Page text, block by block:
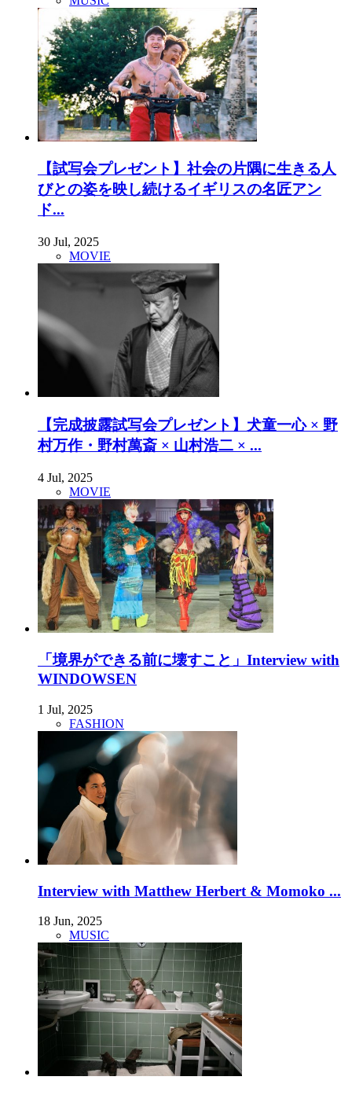
【試写会プレゼント】社会の片隅に生きる人
びとの姿を映し続けるイギリスの名匠アン
ド...
30 Jul, 2025
MOVIE
【完成披露試写会プレゼント】犬童一心 × 野
村万作・野村萬斎 × 山村浩二 × ...
4 Jul, 2025
MOVIE
「境界ができる前に壊すこと」Interview with
WINDOWSEN
1 Jul, 2025
FASHION
Interview with Matthew Herbert & Momoko ...
18 Jun, 2025
MUSIC